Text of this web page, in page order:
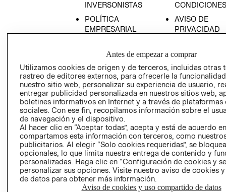
INVERSONISTAS
POLÍTICA
EMPRESARIAL
CONDICIONES
AVISO DE
PRIVACIDAD
AVISO DE
COOKIES
LIBRO DE
Ecuador ($)
CAMBIAR REGIÓN
Antes de empezar a comprar
Utilizamos cookies de origen y de terceros, incluidas otras
rastreo de editores externos, para ofrecerle la
nuestro sitio web, personalizar su experiencia de usuario,
entregar publicidad personalizada en nuestros sitios web,
boletines informativos en Internet y a través de plataformas
sociales. Con ese fin, recopilamos información sobre el
de navegación y el dispositivo.
Al hacer clic en “Aceptar todas”, acepta y está de acuerdo
compartamos esta información con terceros, como
publicitarios. Al elegir “Solo cookies requeridas”, se
opcionales, lo que limita nuestra entrega de contenido y
personalizadas. Haga clic en “Configuración de cookies y
personalizar sus opciones. Visite nuestro aviso de cookies
de datos para obtener más información.
Aviso de cookies y uso compartido de datos